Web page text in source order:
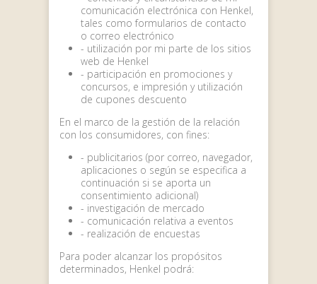
comunicación electrónica con Henkel,
tales como formularios de contacto
o correo electrónico
- utilización por mi parte de los sitios
web de Henkel
- participación en promociones y
concursos, e impresión y utilización
de cupones descuento
En el marco de la gestión de la relación
con los consumidores, con fines:
- publicitarios (por correo, navegador,
aplicaciones o según se especifica a
continuación si se aporta un
consentimiento adicional)
- investigación de mercado
- comunicación relativa a eventos
- realización de encuestas
Para poder alcanzar los propósitos
determinados, Henkel podrá: